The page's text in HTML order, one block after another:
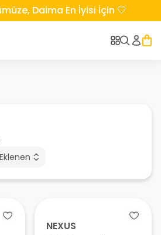
Daima En İyisi İçin 🤍
NEXUS